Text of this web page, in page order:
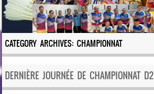
CATEGORY ARCHIVES:CHAMPIONNAT
DERNIÈRE JOURNÉE DE CHAMPIONNAT D2